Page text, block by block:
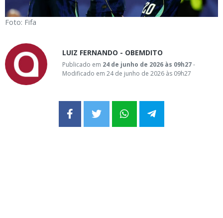
Foto: Fifa
LUIZ FERNANDO - OBEMDITO
Publicado em 24 de junho de 2026 às 09h27-
Modificado em 24 de junho de 2026 às 09h27